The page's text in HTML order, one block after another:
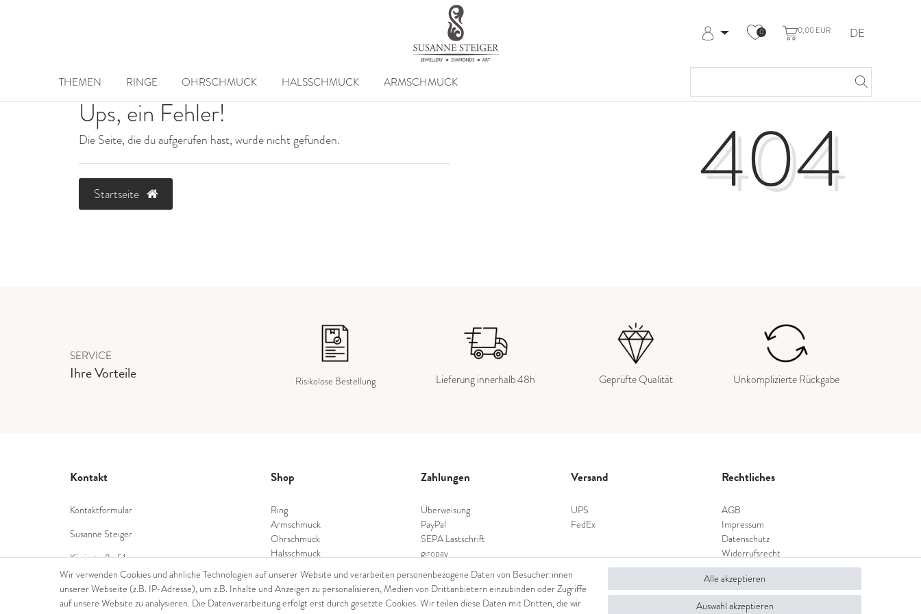
Registrieren
Hilfe & Kontakt
0 0,00 EUR DE
THEMEN RINGE OHRSCHMUCK HALSSCHMUCK ARMSCHMUCK
Ups, ein Fehler!
Die Seite, die du aufgerufen hast, wurde nicht gefunden.
Startseite 404
SERVICE
Ihre Vorteile Risikolose Bestellung Lieferung innerhalb 48h Geprüfte Qualität Unkomplizierte Rückgabe
Kontakt
Kontaktformular
Susanne Steiger
Königstraße 51
53332 Bornheim
Tel.: 022229397468
Shop
Ring
Armschmuck
Ohrschmuck
Halsschmuck
Diamantschmuck
Farbsteinschmuck
Perlenschmuck
Zahlungen
Überweisung
PayPal
SEPA Lastschrift
giropay
Kreditkarte
Versand
UPS
FedEx
Rechtliches
AGB
Impressum
Datenschutz
Widerrufsrecht
Widerrufsformular
Wir verwenden Cookies und ähnliche Technologien auf unserer Website und verarbeiten personenbezogene Daten von Besucher:innen
unserer Webseite (z.B. IP-Adresse), um z.B. Inhalte und Anzeigen zu personalisieren, Medien von Drittanbietern einzubinden oder Zugriffe
auf unsere Website zu analysieren. Die Datenverarbeitung erfolgt erst durch gesetzte Cookies. Wir teilen diese Daten mit Dritten, die wir
Alle akzeptieren
Auswahl akzeptieren